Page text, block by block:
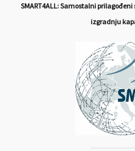
SMART4ALL: Samostalni
izgradnju